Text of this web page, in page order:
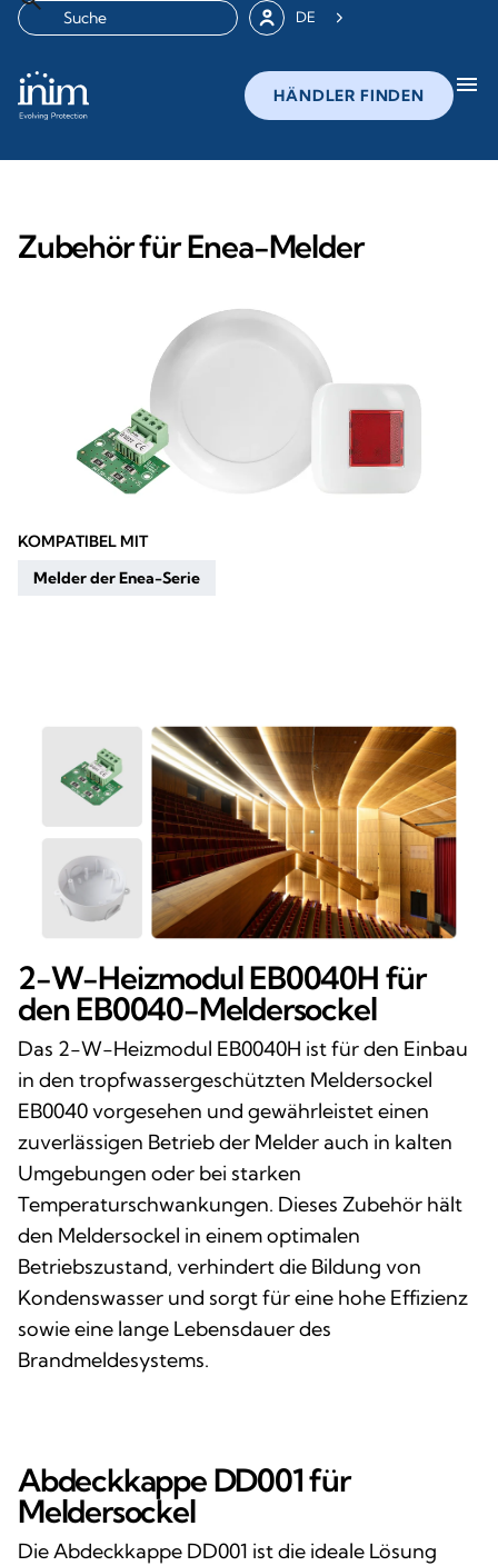
DE
HÄNDLER FINDEN menu
Zubehör für Enea-Melder
KOMPATIBEL MIT
Melder der Enea-Serie
2-W-Heizmodul EB0040H für
den EB0040-Meldersockel
Das 2-W-Heizmodul EB0040H ist für den Einbau
in den tropfwassergeschützten Meldersockel
EB0040 vorgesehen und gewährleistet einen
zuverlässigen Betrieb der Melder auch in kalten
Umgebungen oder bei starken
Temperaturschwankungen. Dieses Zubehör hält
den Meldersockel in einem optimalen
Betriebszustand, verhindert die Bildung von
Kondenswasser und sorgt für eine hohe Effizienz
sowie eine lange Lebensdauer des
Brandmeldesystems.
Abdeckkappe DD001 für
Meldersockel
Die Abdeckkappe DD001 ist die ideale Lösung